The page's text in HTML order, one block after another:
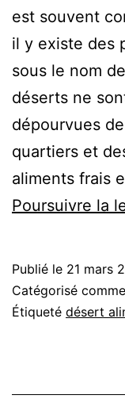
est souvent
il y existe des
sous le nom
déserts ne
dépourvues
quartiers et
aliments frais
Poursuivre la
Publié le 21 mars
Catégorisé comme
Étiqueté désert